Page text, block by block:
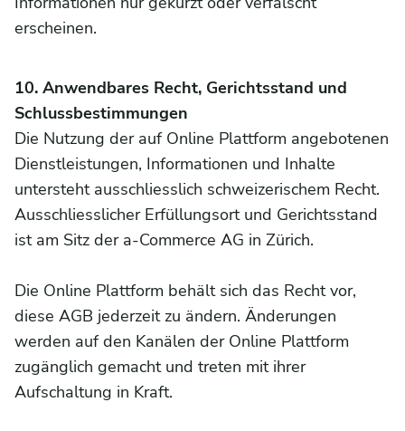
erscheinen.
10. Anwendbares Recht, Gerichtsstand und
Schlussbestimmungen
Die Nutzung der auf Online Plattform angebotenen
Dienstleistungen, Informationen und Inhalte
untersteht ausschliesslich schweizerischem Recht.
Ausschliesslicher Erfüllungsort und Gerichtsstand
ist am Sitz der a-Commerce AG in Zürich.
Die Online Plattform behält sich das Recht vor,
diese AGB jederzeit zu ändern. Änderungen
werden auf den Kanälen der Online Plattform
zugänglich gemacht und treten mit ihrer
Aufschaltung in Kraft.